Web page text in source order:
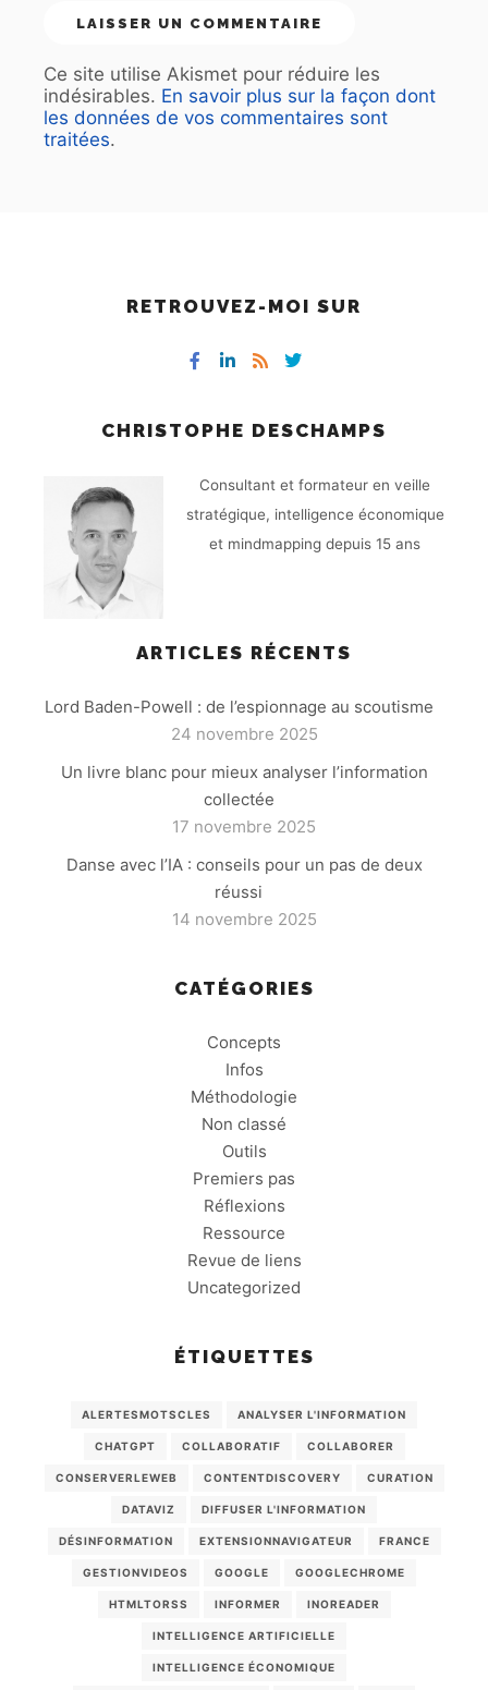
Ce site utilise Akismet pour réduire les
indésirables. En savoir plus sur la façon dont
les données de vos commentaires sont
traitées.
RETROUVEZ-MOI SUR
CHRISTOPHE DESCHAMPS
Consultant et formateur en veille
stratégique, intelligence économique
et mindmapping depuis 15 ans
ARTICLES RÉCENTS
Lord Baden-Powell : de l’espionnage au scoutisme
24 novembre 2025
Un livre blanc pour mieux analyser l’information
collectée
17 novembre 2025
Danse avec l’IA : conseils pour un pas de deux
réussi
14 novembre 2025
CATÉGORIES
Concepts
Infos
Méthodologie
Non classé
Outils
Premiers pas
Réflexions
Ressource
Revue de liens
Uncategorized
ÉTIQUETTES
ALERTESMOTSCLES ANALYSER L'INFORMATION
CHATGPT COLLABORATIF COLLABORER
CONSERVERLEWEB CONTENTDISCOVERY CURATION
DATAVIZ DIFFUSER L'INFORMATION
DÉSINFORMATION EXTENSIONNAVIGATEUR FRANCE
GESTIONVIDEOS GOOGLE GOOGLECHROME
HTMLTORSS INFORMER INOREADER
INTELLIGENCE ARTIFICIELLE
INTELLIGENCE ÉCONOMIQUE